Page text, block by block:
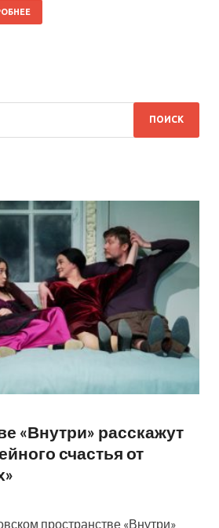
«Внутри» расскажут
счастья от
пространстве «Внутри»